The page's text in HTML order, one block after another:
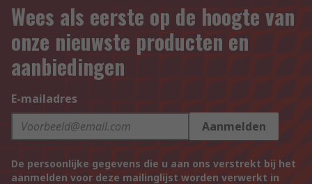
Wees als eerste op de hoogte van
onze nieuwste producten en
aanbiedingen
E-mailadres
Aanmelden
De persoonlijke gegevens die u aan ons verstrekt bij het
aanmelden voor deze mailinglijst worden verwerkt in